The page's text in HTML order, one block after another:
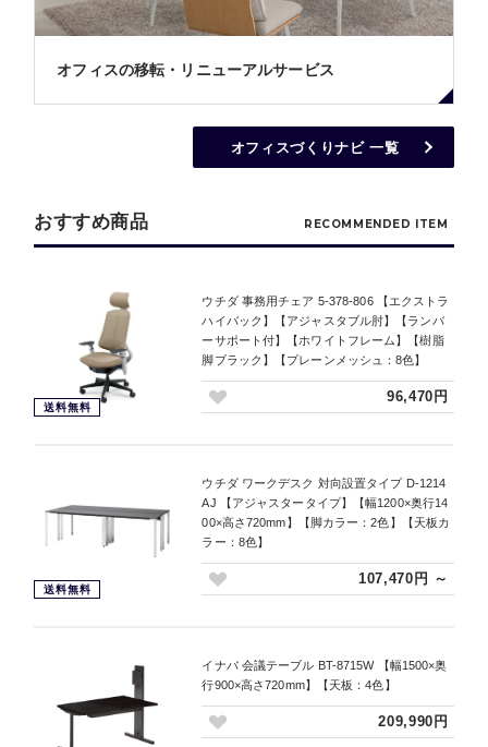
オフィスの移転・リニューアルサービス
オフィスづくりナビ 一覧
おすすめ商品 RECOMMENDED ITEM
送料無料
ウチダ 事務用チェア 5-378-806 【エクストラ
ハイバック】【アジャスタブル肘】【ランバ
ーサポート付】【ホワイトフレーム】【樹脂
脚ブラック】【プレーンメッシュ：8色】
96,470円
送料無料
ウチダ ワークデスク 対向設置タイプ D-1214
AJ 【アジャスタータイプ】【幅1200×奥行14
00×高さ720mm】【脚カラー：2色】【天板カ
ラー：8色】
107,470円 ～
イナバ 会議テーブル BT-8715W 【幅1500×奥
行900×高さ720mm】【天板：4色】
209,990円